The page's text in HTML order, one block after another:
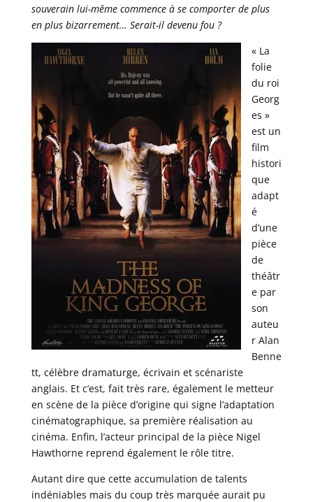
souverain lui-même commence à se comporter de plus
en plus bizarrement… Serait-il devenu fou ?
« La
folie
du roi
Georg
es »
est un
film
histori
que
adapt
é
d’une
pièce
de
théâtr
e par
son
auteu
r Alan
Benne
tt, célèbre dramaturge, écrivain et scénariste
anglais. Et c’est, fait très rare, également le metteur
en scène de la pièce d’origine qui signe l’adaptation
cinématographique, sa première réalisation au
cinéma. Enfin, l’acteur principal de la pièce Nigel
Hawthorne reprend également le rôle titre.
Autant dire que cette accumulation de talents
indéniables mais du coup très marquée aurait pu